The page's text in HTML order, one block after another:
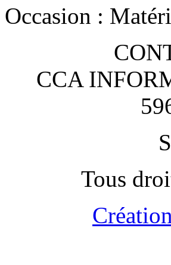
Occasion :
CCA
Tous